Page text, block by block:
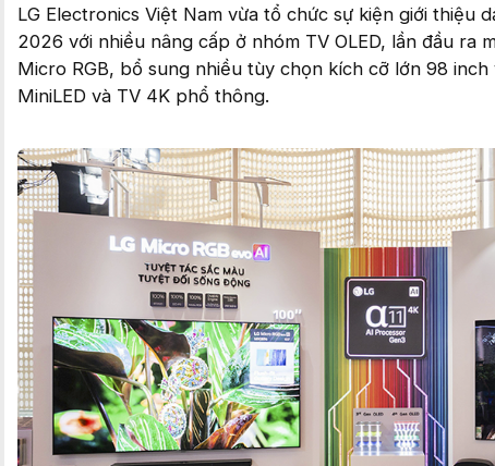
LG Electronics Việt Nam vừa tổ chức sự kiện giới thiệu
2026 với nhiều nâng cấp ở nhóm TV OLED, lần đầu ra
Micro RGB, bổ sung nhiều tùy chọn kích cỡ lớn 98 inch
MiniLED và TV 4K phổ thông.